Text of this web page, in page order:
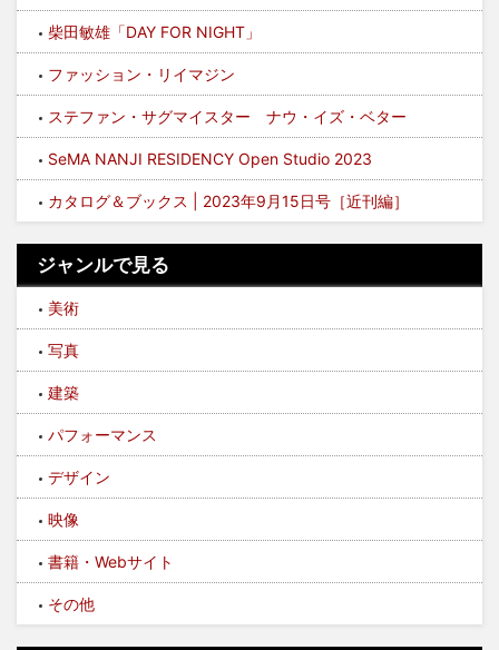
柴田敏雄「DAY FOR NIGHT」
ファッション・リイマジン
ステファン・サグマイスター ナウ・イズ・ベター
SeMA NANJI RESIDENCY Open Studio 2023
カタログ＆ブックス | 2023年9月15日号［近刊編］
ジャンルで見る
美術
写真
建築
パフォーマンス
デザイン
映像
書籍・Webサイト
その他